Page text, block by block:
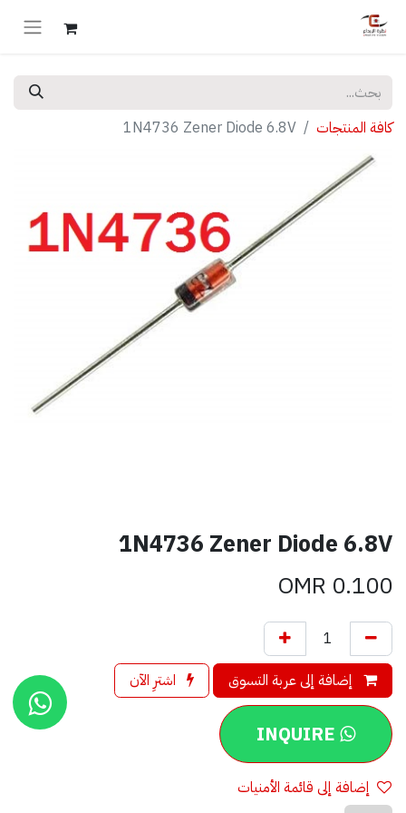
كافة المنتجات 1N4736 Zener Diode 6.8V
1N4736 Zener Diode 6.8V
0.100
إضافة إلى عربة التسوق اشترِ الآن
INQUIRE
إضافة إلى قائمة الأمنيات